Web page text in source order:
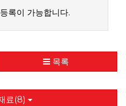
록이 가능합니다.
목록
료(8)